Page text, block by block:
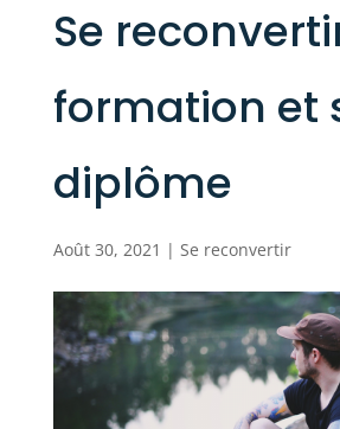
Se
formation et
diplôme
Août 30, 2021 | Se reconvertir